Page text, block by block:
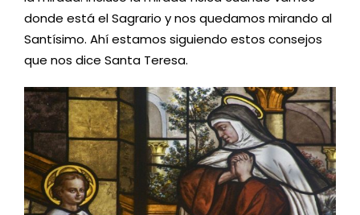
donde está el Sagrario y nos quedamos mirando al
Santísimo. Ahí estamos siguiendo estos consejos
que nos dice Santa Teresa.